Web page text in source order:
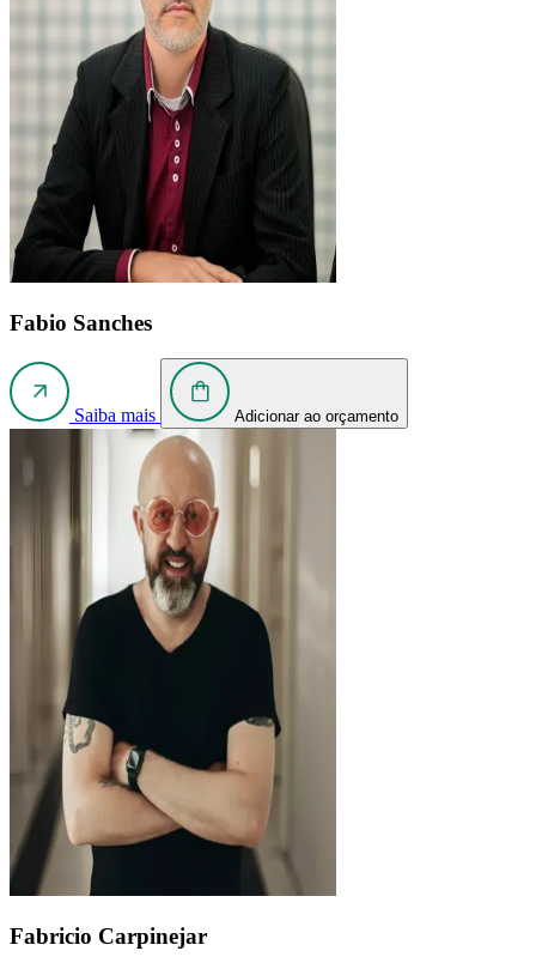
Fabio Sanches
Saiba mais Adicionar ao orçamento
Fabricio Carpinejar